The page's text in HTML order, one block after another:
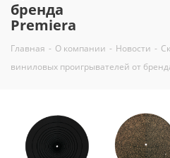
бренда
Premiera
Главная - О компании - Новости -
виниловых проигрывателей от